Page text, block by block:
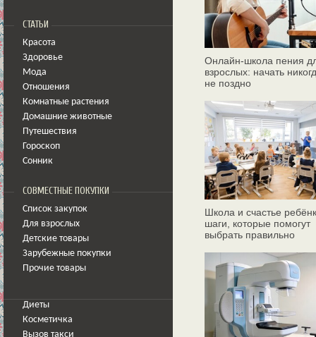
СТАТЬИ
Красота
Здоровье
Мода
Отношения
Комнатные растения
Домашние животные
Путешествия
Гороскоп
Сонник
СОВМЕСТНЫЕ ПОКУПКИ
Список закупок
Для взрослых
Детские товары
Зарубежные покупки
Прочие товары
Диеты
Косметичка
Вызов такси
Онлайн‑школа пения
взрослых: начать
не поздно
Школа и счастье
шаги, которые помогут
выбрать правильно